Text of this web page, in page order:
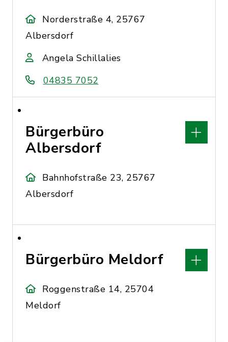
Norderstraße 4, 25767
Albersdorf
Angela Schillalies
04835 7052
Bürgerbüro
Albersdorf
Bahnhofstraße 23, 25767
Albersdorf
Bürgerbüro Meldorf
Roggenstraße 14, 25704
Meldorf